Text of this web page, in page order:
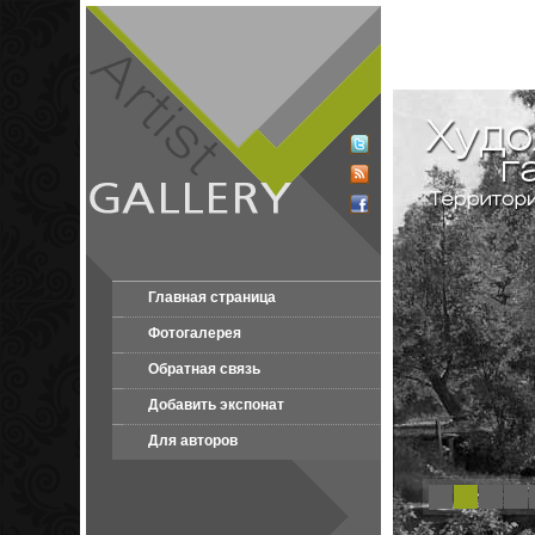
Главная страница
Фотогалерея
Обратная связь
Добавить экспонат
Для авторов